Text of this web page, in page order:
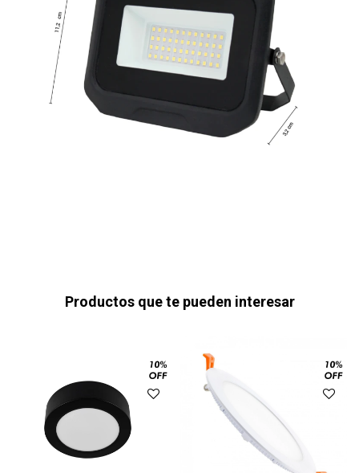
Productos que te pueden interesar